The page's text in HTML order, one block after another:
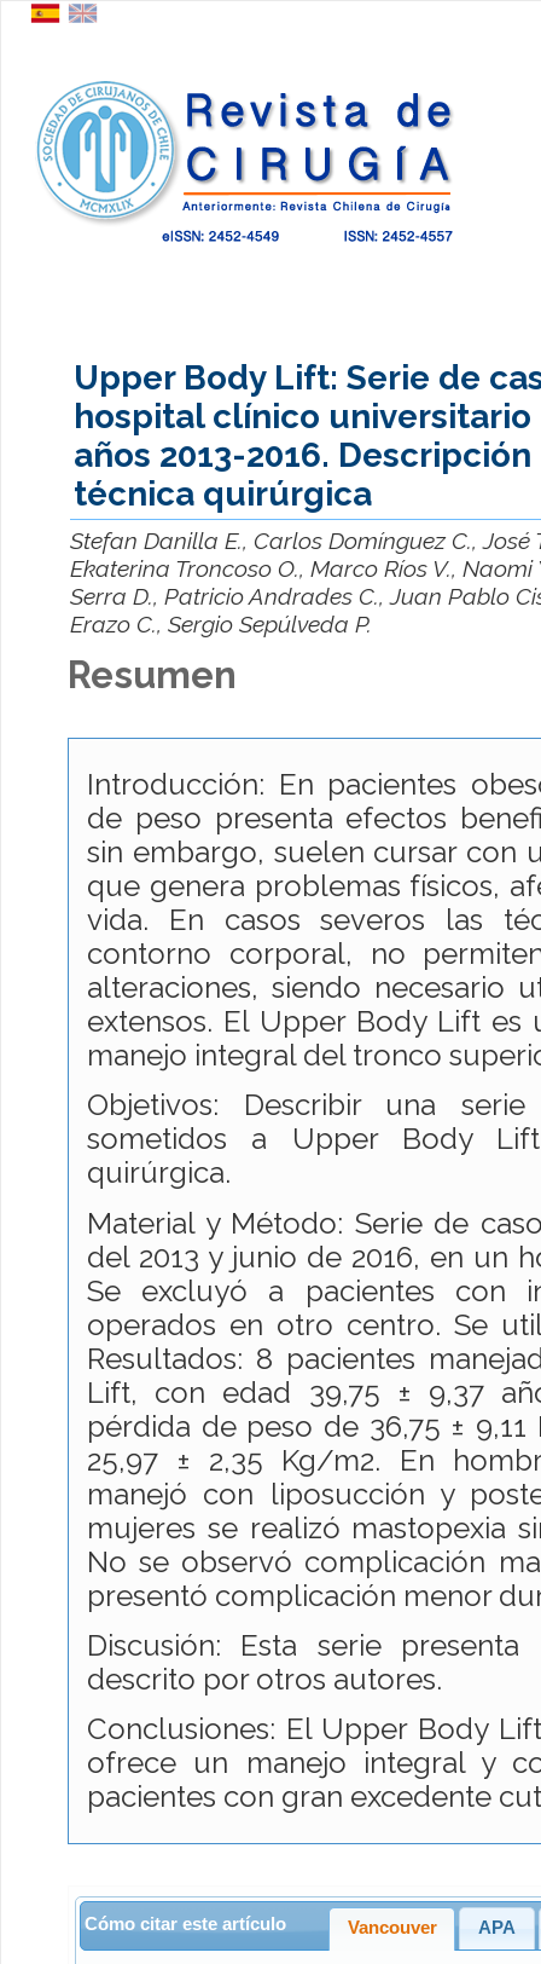
Upper Body Lift: Serie de
hospital clínico
años 2013-2016.
técnica quirúrgica
Stefan Danilla E., Carlos Domínguez C., José
Ekaterina Troncoso O., Marco Ríos V., Naomi
Serra D., Patricio Andrades C., Juan Pablo
Erazo C., Sergio Sepúlveda P.
Resumen
Introducción: En pacientes
de peso presenta efectos
sin embargo, suelen cursar con
que genera problemas físicos,
vida. En casos severos las
contorno corporal, no
alteraciones, siendo necesario
extensos. El Upper Body Lift
manejo integral del tronco
Objetivos: Describir una
sometidos a Upper Body
quirúrgica.
Material y Método: Serie de
del 2013 y junio de 2016, en un
Se excluyó a pacientes con
operados en otro centro. Se
Resultados: 8 pacientes
Lift, con edad 39,75 ± 9,37
pérdida de peso de 36,75 ±
25,97 ± 2,35 Kg/m2. En
manejó con liposucción y
mujeres se realizó mastopexia
No se observó complicación
presentó complicación menor
Discusión: Esta serie
descrito por otros autores.
Conclusiones: El Upper Body
ofrece un manejo integral y
pacientes con gran excedente
Cómo citar este artículo Vancouver APA